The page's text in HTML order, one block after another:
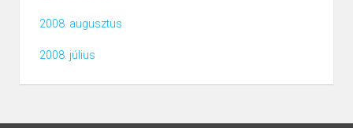
2008. augusztus
2008. július